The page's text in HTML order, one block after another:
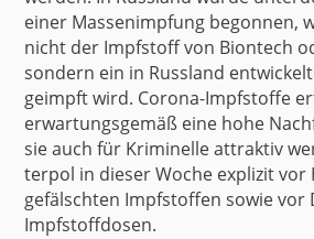
einer Massenimpfung begonnen,
nicht der Impfstoff von Biontech
sondern ein in Russland
geimpft wird. Corona-Impfstoffe
erwartungsgemäß eine hohe
sie auch für Kriminelle attraktiv
terpol in dieser Woche explizit vor
gefälschten Impfstoffen sowie vor
Impfstoffdosen.